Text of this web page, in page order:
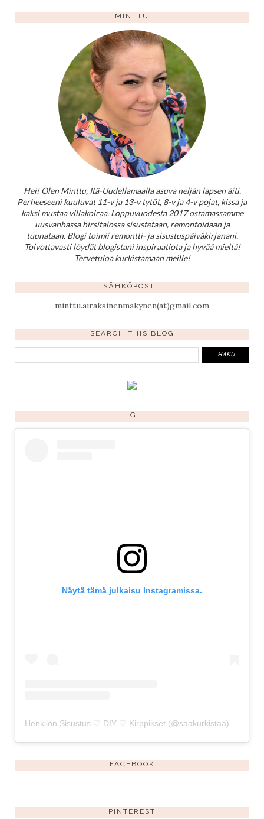
MINTTU
Hei! Olen Minttu, Itä-Uudellamaalla asuva neljän lapsen äiti.
Perheeseeni kuuluvat 11-v ja 13-v tytöt, 8-v ja 4-v pojat, kissa ja
kaksi mustaa villakoiraa. Loppuvuodesta 2017 ostamassamme
uusvanhassa hirsitalossa sisustetaan, remontoidaan ja
tuunataan. Blogi toimii remontti- ja sisustuspäiväkirjanani.
Toivottavasti löydät blogistani inspiraatiota ja hyvää mieltä!
Tervetuloa kurkistamaan meille!
SÄHKÖPOSTI:
minttu.airaksinenmakynen(at)gmail.com
SEARCH THIS BLOG
IG
Näytä tämä julkaisu Instagramissa.
Henkilön Sisustus ♡ DIY ♡ Kirppikset (@saakurkistaa) jakama julkaisu
FACEBOOK
PINTEREST